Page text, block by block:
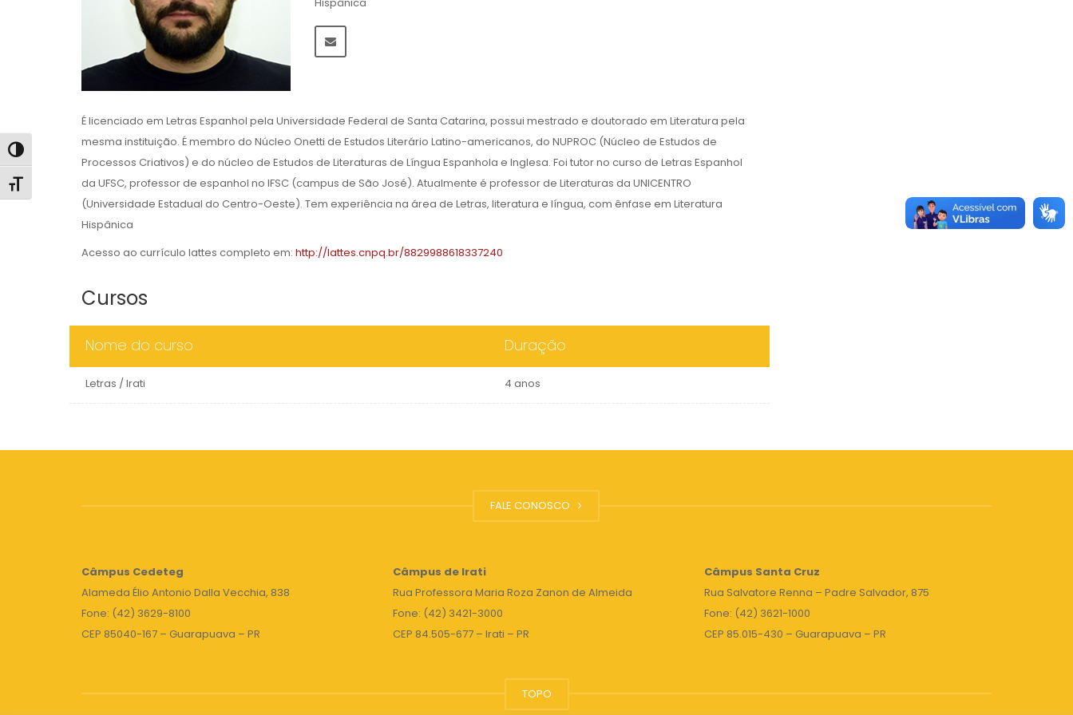
Alternar alto contraste
Alternar tamanho da fonte
É licenciado em Letras Espanhol pela Universidade Federal de Santa Catarina, possui mestrado e doutorado em Literatura pela
mesma instituição. É membro do Núcleo Onetti de Estudos Literário Latino-americanos, do NUPROC (Núcleo de Estudos de
Processos Criativos) e do núcleo de Estudos de Literaturas de Língua Espanhola e Inglesa. Foi tutor no curso de Letras Espanhol
da UFSC, professor de espanhol no IFSC (campus de São José). Atualmente é professor de Literaturas da UNICENTRO
(Universidade Estadual do Centro-Oeste). Tem experiência na área de Letras, literatura e língua, com ênfase em Literatura
Hispânica
Acesso ao currículo lattes completo em: http://lattes.cnpq.br/8829988618337240
Cursos
Nome do curso Duração
Letras / Irati 4 anos
FALE CONOSCO
Câmpus Cedeteg
Alameda Élio Antonio Dalla Vecchia, 838
Fone: (42) 3629-8100
CEP 85040-167 – Guarapuava – PR
Câmpus de Irati
Rua Professora Maria Roza Zanon de Almeida
Fone: (42) 3421-3000
CEP 84.505-677 – Irati – PR
Câmpus Santa Cruz
Rua Salvatore Renna – Padre Salvador, 875
Fone: (42) 3621-1000
CEP 85.015-430 – Guarapuava – PR
TOPO